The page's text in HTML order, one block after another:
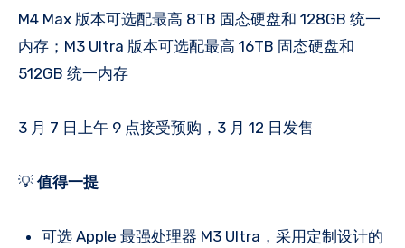
M4 Max 版本可选配最高 8TB 固态硬盘和 128GB 统一
内存；M3 Ultra 版本可选配最高 16TB 固态硬盘和
512GB 统一内存
3 月 7 日上午 9 点接受预购，3 月 12 日发售
💡 值得一提
可选 Apple 最强处理器 M3 Ultra，采用定制设计的